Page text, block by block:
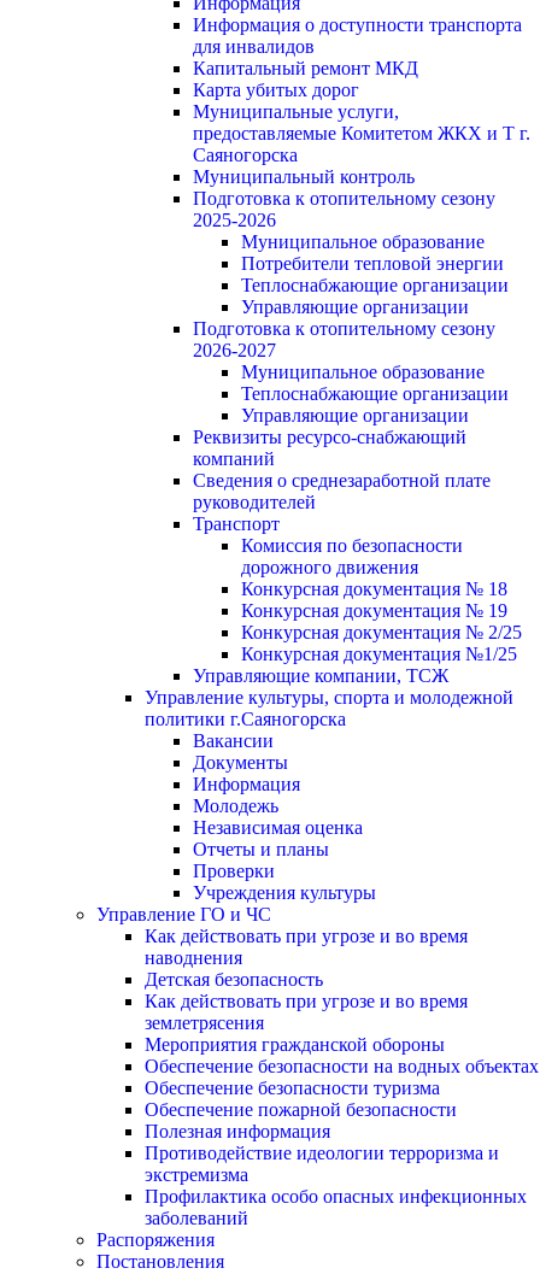
Информация о доступности транспорта
для инвалидов
Капитальный ремонт МКД
Карта убитых дорог
Муниципальные услуги,
предоставляемые Комитетом ЖКХ и Т г.
Саяногорска
Муниципальный контроль
Подготовка к отопительному сезону
2025-2026
Муниципальное образование
Потребители тепловой энергии
Теплоснабжающие организации
Управляющие организации
Подготовка к отопительному сезону
2026-2027
Муниципальное образование
Теплоснабжающие организации
Управляющие организации
Реквизиты ресурсо-снабжающий
компаний
Сведения о среднезаработной плате
руководителей
Транспорт
Комиссия по безопасности
дорожного движения
Конкурсная документация № 18
Конкурсная документация № 19
Конкурсная документация № 2/25
Конкурсная документация №1/25
Управляющие компании, ТСЖ
Управление культуры, спорта и молодежной
политики г.Саяногорска
Вакансии
Документы
Информация
Молодежь
Независимая оценка
Отчеты и планы
Проверки
Учреждения культуры
Управление ГО и ЧС
Как действовать при угрозе и во время
наводнения
Детская безопасность
Как действовать при угрозе и во время
землетрясения
Мероприятия гражданской обороны
Обеспечение безопасности на водных объектах
Обеспечение безопасности туризма
Обеспечение пожарной безопасности
Полезная информация
Противодействие идеологии терроризма и
экстремизма
Профилактика особо опасных инфекционных
заболеваний
Распоряжения
Постановления